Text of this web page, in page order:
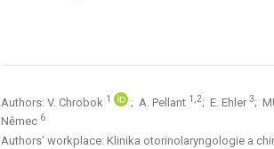
Authors: V. Chrobok 1 ; A. Pellant 1,2; E. Ehler 3;
Němec 6
Authors‘ workplace: Klinika otorinolaryngologie a